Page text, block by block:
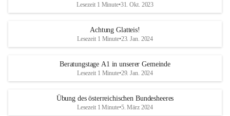
Lesezeit 1 Minute•31. Okt. 2023
Achtung Glatteis!
Lesezeit 1 Minute•23. Jan. 2024
Beratungstage A1 in unserer Gemeinde
Lesezeit 1 Minute•29. Jan. 2024
Übung des österreichischen Bundesheeres
Lesezeit 1 Minute•5. März 2024